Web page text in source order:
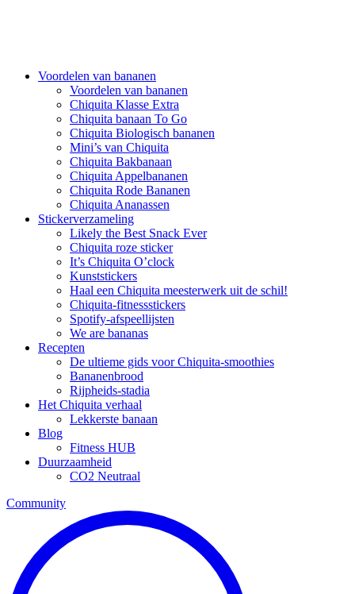
Voordelen van bananen
Voordelen van bananen
Chiquita Klasse Extra
Chiquita banaan To Go
Chiquita Biologisch bananen
Mini’s van Chiquita
Chiquita Bakbanaan
Chiquita Appelbananen
Chiquita Rode Bananen
Chiquita Ananassen
Stickerverzameling
Likely the Best Snack Ever
Chiquita roze sticker
It’s Chiquita O’clock
Kunststickers
Haal een Chiquita meesterwerk uit de schil!
Chiquita-fitnessstickers
Spotify-afspeellijsten
We are bananas
Recepten
De ultieme gids voor Chiquita-smoothies
Bananenbrood
Rijpheids-stadia
Het Chiquita verhaal
Lekkerste banaan
Blog
Fitness HUB
Duurzaamheid
CO2 Neutraal
Community